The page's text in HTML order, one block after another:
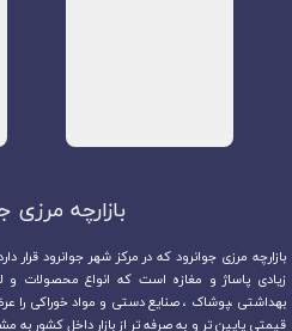
بازارچه مرزی
زیادی پاساژ و مغازه است که انواع محصولات و
بهداشتی ،پوشاک ، صنایع دستی و مواد خوراکی را
قیمتی پایین تر و به صرفه تر از بازار داخل کشور